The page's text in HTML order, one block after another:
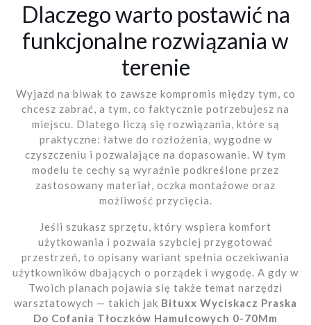
Dlaczego warto postawić na
funkcjonalne rozwiązania w
terenie
Wyjazd na biwak to zawsze kompromis między tym, co
chcesz zabrać, a tym, co faktycznie potrzebujesz na
miejscu. Dlatego liczą się rozwiązania, które są
praktyczne: łatwe do rozłożenia, wygodne w
czyszczeniu i pozwalające na dopasowanie. W tym
modelu te cechy są wyraźnie podkreślone przez
zastosowany materiał, oczka montażowe oraz
możliwość przycięcia.
Jeśli szukasz sprzętu, który wspiera komfort
użytkowania i pozwala szybciej przygotować
przestrzeń, to opisany wariant spełnia oczekiwania
użytkowników dbających o porządek i wygodę. A gdy w
Twoich planach pojawia się także temat narzędzi
warsztatowych — takich jak Bituxx Wyciskacz Praska
Do Cofania Tłoczków Hamulcowych 0-70Mm